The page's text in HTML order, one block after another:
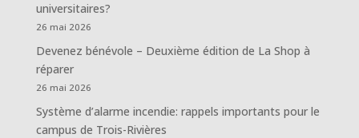
universitaires?
26 mai 2026
Devenez bénévole – Deuxième édition de La Shop à
réparer
26 mai 2026
Système d’alarme incendie: rappels importants pour le
campus de Trois-Rivières